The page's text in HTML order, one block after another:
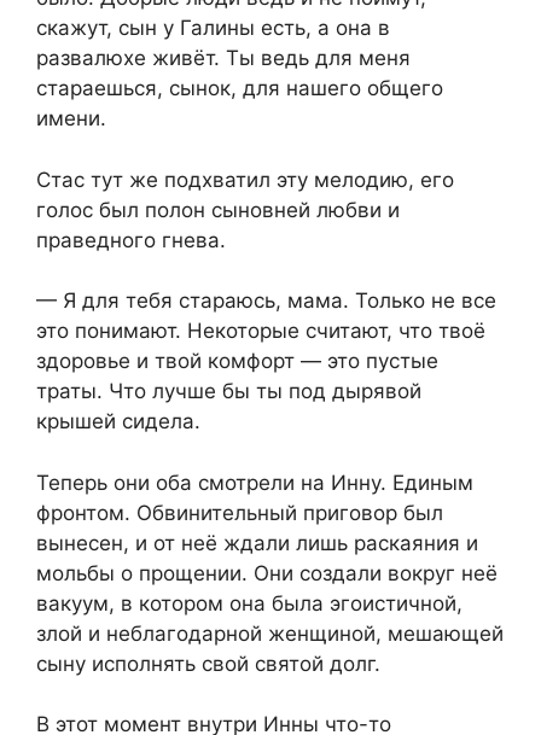
скажут, сын у Галины есть, а она в
развалюхе живёт. Ты ведь для меня
стараешься, сынок, для нашего общего
имени.
Стас тут же подхватил эту мелодию, его
голос был полон сыновней любви и
праведного гнева.
— Я для тебя стараюсь, мама. Только не все
это понимают. Некоторые считают, что твоё
здоровье и твой комфорт — это пустые
траты. Что лучше бы ты под дырявой
крышей сидела.
Теперь они оба смотрели на Инну. Единым
фронтом. Обвинительный приговор был
вынесен, и от неё ждали лишь раскаяния и
мольбы о прощении. Они создали вокруг неё
вакуум, в котором она была эгоистичной,
злой и неблагодарной женщиной, мешающей
сыну исполнять свой святой долг.
В этот момент внутри Инны что-то